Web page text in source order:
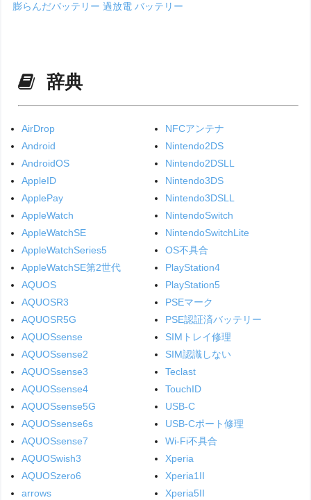
膨らんだバッテリー過放電 バッテリー
辞典
AirDrop
Android
AndroidOS
AppleID
ApplePay
AppleWatch
AppleWatchSE
AppleWatchSeries5
AppleWatchSE第2世代
AQUOS
AQUOSR3
AQUOSR5G
AQUOSsense
AQUOSsense2
AQUOSsense3
AQUOSsense4
AQUOSsense5G
AQUOSsense6s
AQUOSsense7
AQUOSwish3
AQUOSzero6
arrows
NFCアンテナ
Nintendo2DS
Nintendo2DSLL
Nintendo3DS
Nintendo3DSLL
NintendoSwitch
NintendoSwitchLite
OS不具合
PlayStation4
PlayStation5
PSEマーク
PSE認証済バッテリー
SIMトレイ修理
SIM認識しない
Teclast
TouchID
USB-C
USB-Cポート修理
Wi-Fi不具合
Xperia
Xperia1II
Xperia5II